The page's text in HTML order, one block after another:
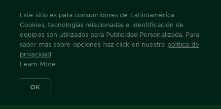
Este sitio es para consumidores de Latinoamérica.
Cookies, tecnologías relacionadas e identificación de
equipos son utilizados para Publicidad Personalizada. Para
saber más sobre opciones haz click en nuestra política de
privacidad
Learn More
OK
Home Fructis